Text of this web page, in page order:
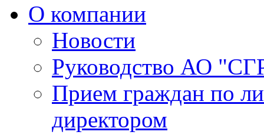
О компании
Новости
Руководство АО
Прием граждан по
директором